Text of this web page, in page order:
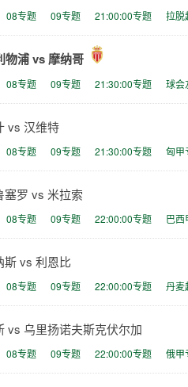
08专题 09专题 21:00:00专题 拉脱
物浦 vs 摩纳哥
08专题 09专题 21:30:00专题 球会
vs 汉维特
08专题 09专题 21:30:00专题 匈甲
塞罗 vs 米拉索
08专题 09专题 22:00:00专题 巴西
斯 vs 利恩比
08专题 09专题 22:00:00专题 丹麦
vs 乌里扬诺夫斯克伏尔加
08专题 09专题 22:00:00专题 俄甲